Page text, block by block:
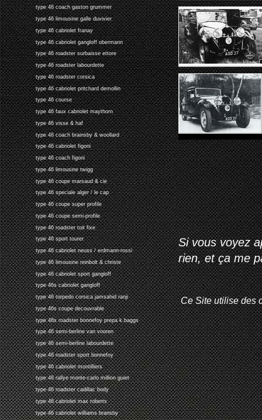
type 46 coach gaston grummer
type 46 limousine galle duvivier
type 46 cabriolet franay
type 46 cabriolet gangloff obermann
type 46 roadster surbaisse ettore
type 46 roadster labourdette
type 46 roadster corsica
type 46 cabriolet pritchard demollin
type 46 course
type 46 faux cabriolet maythorn
type 46 visse & haf
type 46 coach brainsby & woollard
type 46 cabriolet figoni
type 46 coach figoni
type 46 limousine twigg
type 46 coupe marsaud & cie
type 46 speciale alger / le cap
type 46 coupe super profile
type 46 coupe semi-profile
type 46 roadster toit fixe
type 46 sport tourer
type 46 cabriolet neuss / erdmann-rossi
type 46 limousine reinbolt & christe
type 46 cabriolet sport gangloff
type 46s cabriolet gangloff
type 46 torpedo corsica jamsahid ranji
type 46s coupe decouvrable
type 46s roadster bonnefoy prepa k.baggs
type 46 semi-berline van vooren
type 46 semi-berline labourdette
type 46 roadster sport bonnefoy
type 46 cabriolet montilliers
type 46 rallye monte-carlo million guiet
type 46 roadster cadillac body
type 46 cabriolet max roberts
type 46 cabriolet williams bransby
Si vous voyez
rien, et ça me
Ce Site utilise des